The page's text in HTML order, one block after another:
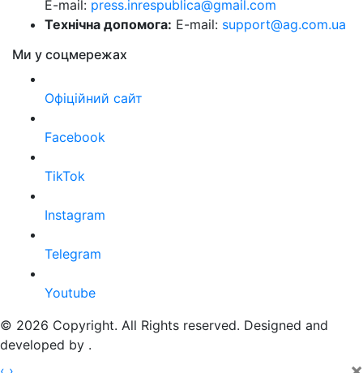
E-mail: press.inrespublica@gmail.com
Технічна допомога: E-mail: support@ag.com.ua
Ми у соцмережах
Офіційний сайт
Facebook
TikTok
Instagram
Telegram
Youtube
© 2026 Copyright. All Rights reserved. Designed and
developed by .